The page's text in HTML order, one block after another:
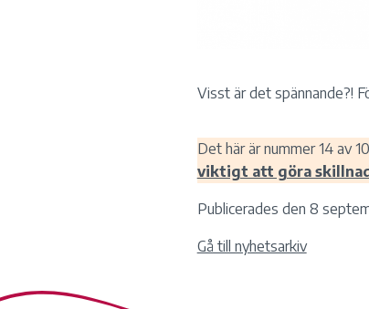
Visst är det spännande?!
Det här är nummer 14 av
viktigt att göra
Publicerades den 8
Gå till nyhetsarkiv